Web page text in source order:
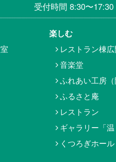
受付時間 8:30〜17:30
楽しむ
レストラン棟
音楽堂
ふれあい工房（
ふるさと庵
レストラン
ギャラリー「温
くつろぎホール